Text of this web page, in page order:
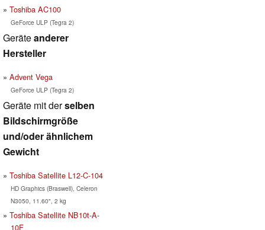
Toshiba AC100
GeForce ULP (Tegra 2)
Geräteanderer
Hersteller
Advent Vega
GeForce ULP (Tegra 2)
Geräte mit derselben
Bildschirmgröße
und/oder ähnlichem
Gewicht
Toshiba Satellite L12-C-104
HD Graphics (Braswell), Celeron
N3050, 11.60", 2 kg
Toshiba Satellite NB10t-A-
10F